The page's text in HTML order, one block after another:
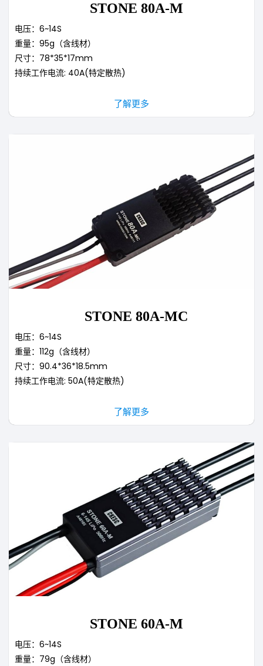
STONE 80A-M
电压：6~14S
重量：95g（含线材）
尺寸：78*35*17mm
持续工作电流: 40A(特定散热)
了解更多
STONE 80A-MC
电压：6~14S
重量：112g（含线材）
尺寸：90.4*36*18.5mm
持续工作电流: 50A(特定散热)
了解更多
STONE 60A-M
电压：6~14S
重量：79g（含线材）